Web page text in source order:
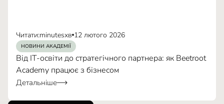
Читати:minutesхв 12 лютого 2026
НОВИНИ АКАДЕМІЇ
Від IT-освіти до стратегічного партнера: як Beetroot
Academy працює з бізнесом
Детальніше